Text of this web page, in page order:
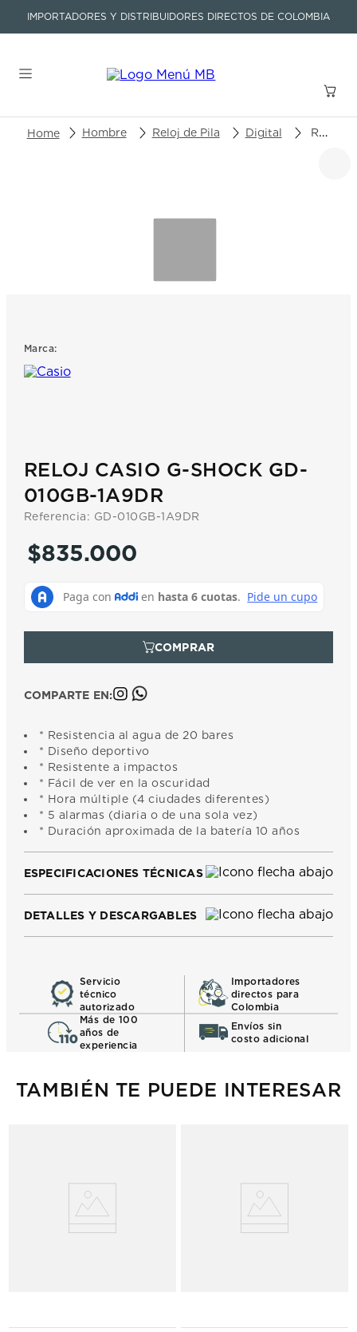
IMPORTADORES Y DISTRIBUIDORES DIRECTOS DE COLOMBIA
Buscar un producto o artículo
Hombre Reloj de Pila Digital Reloj Casio G-Shock GD-010GB-1A9DR
Marca:
RELOJ CASIO G-SHOCK GD-
010GB-1A9DR
Referencia: GD-010GB-1A9DR
$835.000
COMPARTE EN:
* Resistencia al agua de 20 bares
* Diseño deportivo
* Resistente a impactos
* Fácil de ver en la oscuridad
* Hora múltiple (4 ciudades diferentes)
* 5 alarmas (diaria o de una sola vez)
* Duración aproximada de la batería 10 años
ESPECIFICACIONES TÉCNICAS
DETALLES Y DESCARGABLES
Servicio
técnico
autorizado
Importadores
directos para
Colombia
Más de 100
años de
experiencia
Envíos sin
costo adicional
TAMBIÉN TE PUEDE INTERESAR
4.